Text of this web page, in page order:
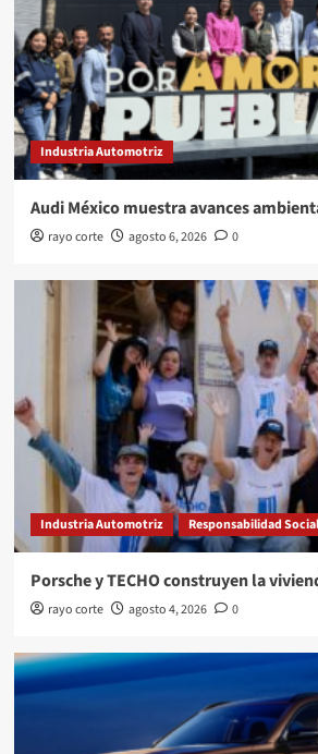
Industria Automotriz
Audi México muestra avances
rayo corte agosto 6, 2026 0
Industria Automotriz Responsabilidad Social
Porsche y TECHO construyen la
rayo corte agosto 4, 2026 0